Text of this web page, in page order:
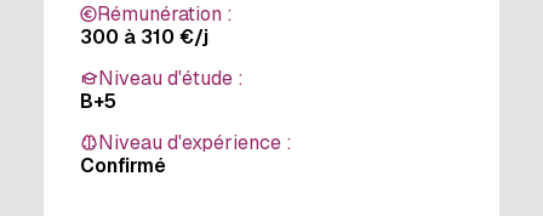
Rémunération :
300 à 310 €/j
Niveau d'étude :
B+5
Niveau d'expérience :
Confirmé